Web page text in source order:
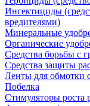
Инсектициды
вредителями)
Минеральные
Органические
Средства борьбы с
Средства защиты
Ленты для обмотки
Побелка
Стимуляторы роста